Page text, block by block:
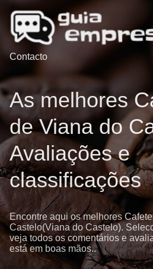
Contacto
As melhores
de Viana do
Avaliações e
classificações
Encontre aqui os melhores
Castelo(Viana do Castelo).
veja todos os comentários e
está em boas mãos..